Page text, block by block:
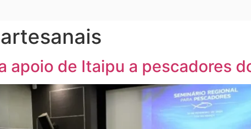
apoio de Itaipu a pescadores